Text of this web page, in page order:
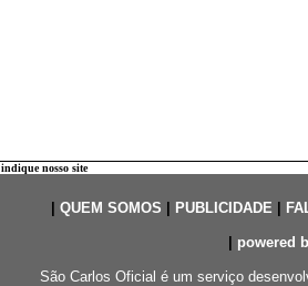
indique nosso site
QUEM SOMOS PUBLICIDADE|
powered
São Carlos Oficial é um serviço